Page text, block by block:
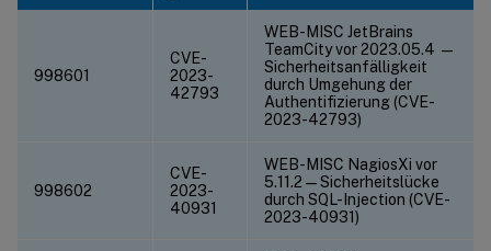
998601
CVE-
2023-
42793
WEB-MISC JetBrains
TeamCity vor 2023.05.4 —
Sicherheitsanfälligkeit
durch Umgehung der
Authentifizierung (CVE-
2023-42793)
998602
CVE-
2023-
40931
WEB-MISC NagiosXi vor
5.11.2 — Sicherheitslücke
durch SQL-Injection (CVE-
2023-40931)